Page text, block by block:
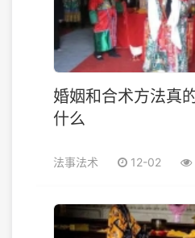
婚姻和合术方法真
什么
法事法术 12-02